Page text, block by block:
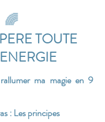
🌈
TOUTE
ma magie en 9
:Les principes